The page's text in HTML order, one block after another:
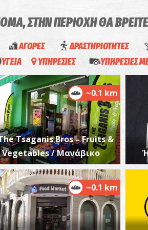
ΣΤΗΝ ΠΕΡΙΟΧΗ ΘΑ
ΑΓΟΡΕΣ ΔΡΑΣΤΗΡΙΟΤΗΤΕΣ
ΥΓΕΙΑ
ΥΠΗΡΕΣΙΕΣ ΥΠΗΡΕΣΙΕΣ
~0.1 km
Tsaganis Bros – Fruits &
Vegetables / Μανάβικο
~0.1 km